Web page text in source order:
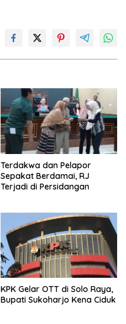
Terdakwa dan Pelapor
Sepakat Berdamai, RJ
Terjadi di Persidangan
KPK Gelar OTT di Solo Raya,
Bupati Sukoharjo Kena Ciduk